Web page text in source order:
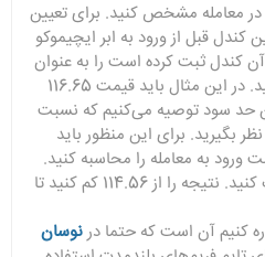
معامله مشخص کنید. برای تعیین
قبل از ورود به ابر ایچیموکو
آن کندل ثبت کرده است را به عنوان
حد ضرر معامله خود انتخاب کنید. در این مثال باید قیمت 116.65
حد سود توصیه می‌کنیم که نسبت
بگیرید. برای این منظور باید
به معامله را محاسبه کنید.
سپس عدد حاصل را در دو ضرب کنید. نتیجه را از 114.56 کم کنید تا
کنیم آن است که حتما درنوسان